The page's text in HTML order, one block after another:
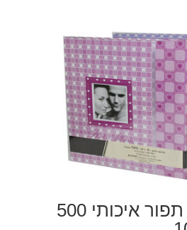
אלבום כיסים תפור איכותי 500